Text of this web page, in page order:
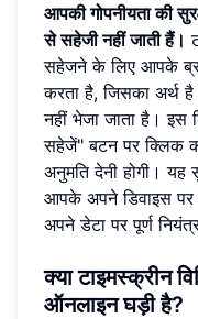
आपकी गोपनीयता की
से सहेजी नहीं जाती हैं।
सहेजने के लिए आपके
करता है, जिसका अर्थ है
नहीं भेजा जाता है। इस
सहेजें" बटन पर क्लिक
अनुमति देनी होगी।
आपके अपने डिवाइस
अपने डेटा पर पूर्ण
क्या टाइमस्क्रीन
ऑनलाइन घड़ी है?